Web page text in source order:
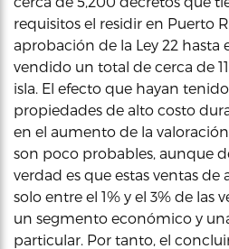
requisitos el residir en Puerto
aprobación de la Ley 22 hasta
vendido un total de cerca de
isla. El efecto que hayan
propiedades de alto costo
en el aumento de la
son poco probables, aunque
verdad es que estas ventas
solo entre el 1% y el 3% de las
un segmento económico y
particular. Por tanto, el